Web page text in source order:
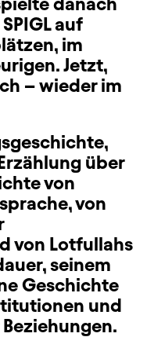
auf
im
Jetzt,
– wieder im
über
von
von
von Lotfullahs
seinem
Geschichte
und